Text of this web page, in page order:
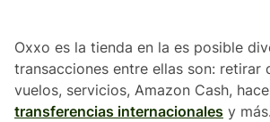
Oxxo es la tienda en la es posible
transacciones entre ellas son: retirar
vuelos, servicios, Amazon Cash,
transferencias internacionales y